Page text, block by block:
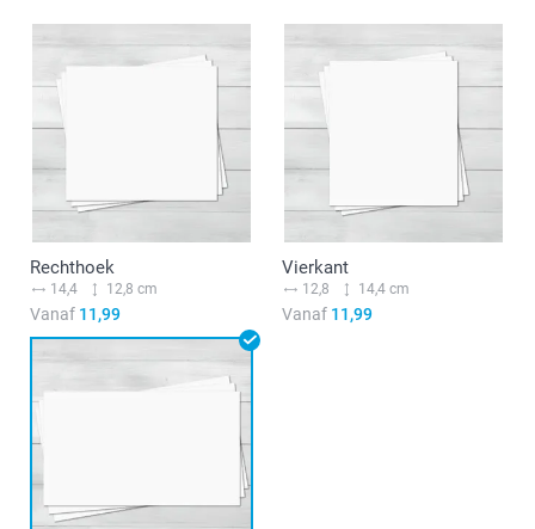
Rechthoek
14,4 12,8 cm
Vanaf 11,99
Vierkant
12,8 14,4 cm
Vanaf11,99